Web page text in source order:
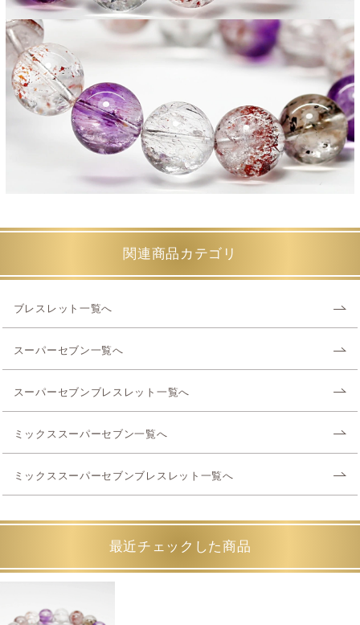
関連商品カテゴリ
ブレスレット一覧へ
スーパーセブン一覧へ
スーパーセブンブレスレット一覧へ
ミックススーパーセブン一覧へ
ミックススーパーセブンブレスレット一覧へ
最近チェックした商品